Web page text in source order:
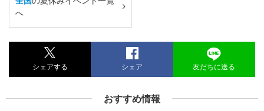
へ
シェアする シェア 友だちに送る
おすすめ情報